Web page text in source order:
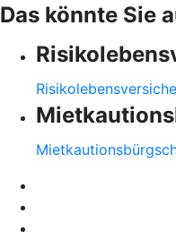
Das könnte Sie